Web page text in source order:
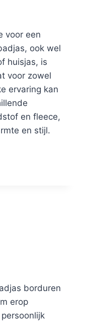
voor een
ook wel
huisjas, is
voor zowel
ervaring kan
en fleece,
en stijl.
borduren
erop